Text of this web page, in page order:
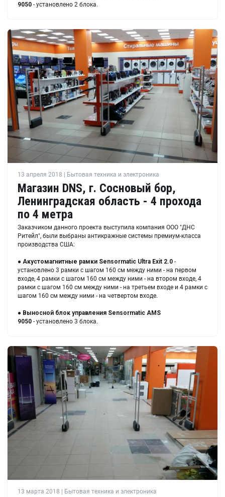
9050 - установлено 2 блока.
13 апреля 2018 | Бытовая техника и электроника
Магазин DNS, г. Сосновый бор,
Ленинградская область - 4 прохода
по 4 метра
Заказчиком данного проекта выступила компания ООО "ДНС
Ритейл", были выбраны антикражные системы премиум-класса
производства США:
● Акустомагнитные рамки Sensormatic Ultra Exit 2.0 -
установлено 3 рамки с шагом 160 см между ними - на первом
входе, 4 рамки с шагом 160 см между ними - на втором входе, 4
рамки с шагом 160 см между ними - на третьем входе и 4 рамки с
шагом 160 см между ними - на четвертом входе.
● Выносной блок управления Sensormatic AMS
9050 - установлено 3 блока.
13 марта 2018 | Бытовая техника и электроника